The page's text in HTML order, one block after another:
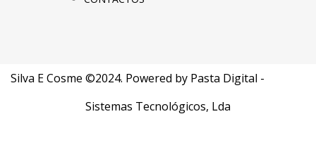
Silva E Cosme ©2024. Powered by Pasta Digital -
Sistemas Tecnológicos, Lda